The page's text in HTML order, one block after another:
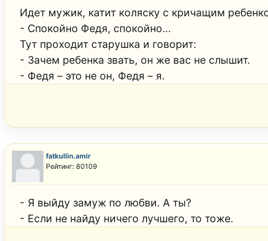
Идет мужик, катит коляску с кричащим
- Спокойно Федя, спокойно…
Тут проходит старушка и говорит:
- Зачем ребенка звать, он же вас не слышит.
- Федя – это не он, Федя – я.
fatkullin.amir
Рейтинг: 80109
- Я выйду замуж по любви. А ты?
- Если не найду ничего лучшего, то тоже.